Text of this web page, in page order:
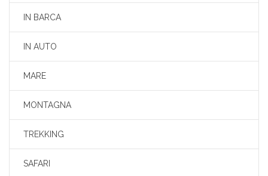
IN BARCA
IN AUTO
MARE
MONTAGNA
TREKKING
SAFARI